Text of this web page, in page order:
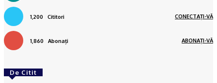
1,200 Cititori CONECTAȚI-VĂ
1,860 Abonați ABONAȚI-VĂ
De Citit